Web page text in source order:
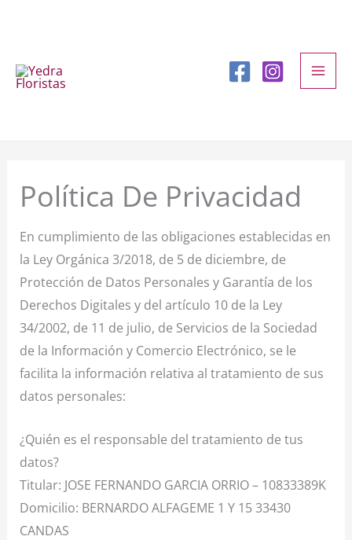
Política De Privacidad
En cumplimiento de las obligaciones establecidas en
la Ley Orgánica 3/2018, de 5 de diciembre, de
Protección de Datos Personales y Garantía de los
Derechos Digitales y del artículo 10 de la Ley
34/2002, de 11 de julio, de Servicios de la Sociedad
de la Información y Comercio Electrónico, se le
facilita la información relativa al tratamiento de sus
datos personales:
¿Quién es el responsable del tratamiento de tus
datos?
Titular: JOSE FERNANDO GARCIA ORRIO – 10833389K
Domicilio: BERNARDO ALFAGEME 1 Y 15 33430
CANDAS